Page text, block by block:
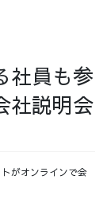
社員も参
社説明会
がオンラインで会